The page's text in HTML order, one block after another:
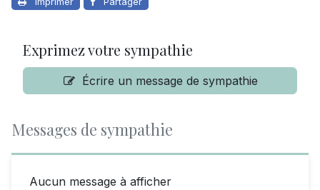
Exprimez votre sympathie
Écrire un message de sympathie
Messages de sympathie
Aucun message à afficher